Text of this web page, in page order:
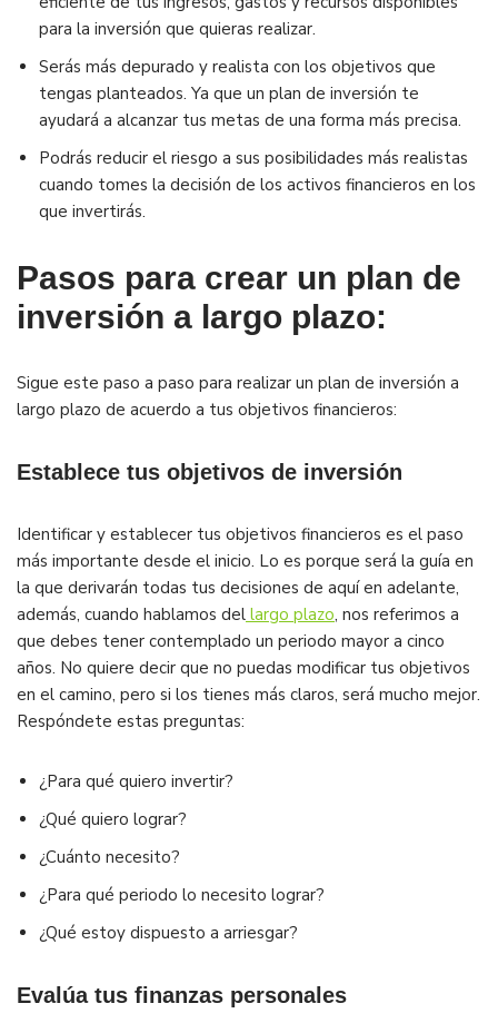
para la inversión que quieras realizar.
Serás más depurado y realista con los objetivos que
tengas planteados. Ya que un plan de inversión te
ayudará a alcanzar tus metas de una forma más precisa.
Podrás reducir el riesgo a sus posibilidades más realistas
cuando tomes la decisión de los activos financieros en los
que invertirás.
Pasos para crear un plan de
inversión a largo plazo:
Sigue este paso a paso para realizar un plan de inversión a
largo plazo de acuerdo a tus objetivos financieros:
Establece tus objetivos de inversión
Identificar y establecer tus objetivos financieros es el paso
más importante desde el inicio. Lo es porque será la guía en
la que derivarán todas tus decisiones de aquí en adelante,
además, cuando hablamos del largo plazo, nos referimos a
que debes tener contemplado un periodo mayor a cinco
años. No quiere decir que no puedas modificar tus objetivos
en el camino, pero si los tienes más claros, será mucho mejor.
Respóndete estas preguntas:
¿Para qué quiero invertir?
¿Qué quiero lograr?
¿Cuánto necesito?
¿Para qué periodo lo necesito lograr?
¿Qué estoy dispuesto a arriesgar?
Evalúa tus finanzas personales